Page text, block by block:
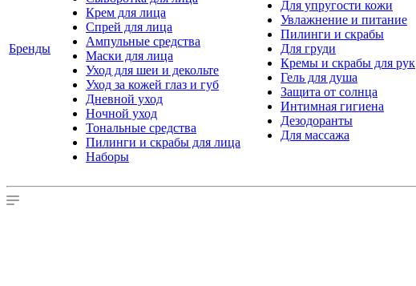
Бренды
Крем для лица
Спрей для лица
Ампульные средства
Маски для лица
Уход для шеи и декольте
Уход за кожей глаз и губ
Дневной уход
Ночной уход
Тональные средства
Пилинги и скрабы для лица
Наборы
Для упругости кожи
Увлажнение и питание
Пилинги и скрабы
Для груди
Кремы и скрабы для рук
Гель для душа
Защита от солнца
Интимная гигиена
Дезодоранты
Для массажа